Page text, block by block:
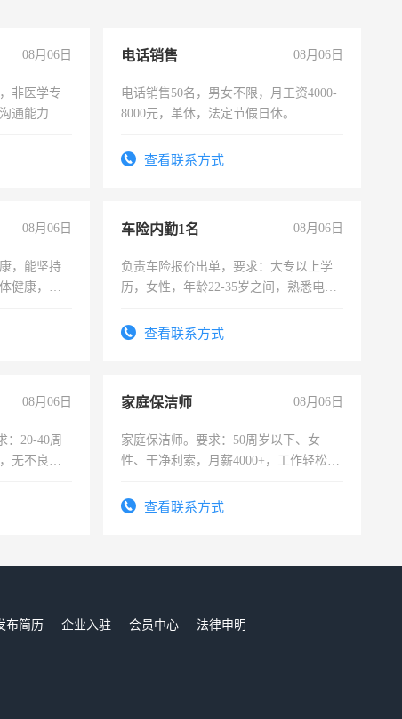
08月06日
非医学专
通能力
电话销售 08月06日
电话销售50名，男女不限，月工资4000-
8000元，单休，法定节假日休。
查看联系方式
08月06日
，能坚持
健康，有
上文化，
车险内勤1名 08月06日
负责车险报价出单，要求：大专以上学
历，女性，年龄22-35岁之间，熟悉电脑
试用期1-3个月，转正后交纳五险，
查看联系方式
08月06日
：20-40周
无不良嗜
倒，每月
家庭保洁师 08月06日
家庭保洁师。要求：50周岁以下、女
性、干净利索，月薪4000+，工作轻松，
太太等。查看联系方式
布简历 企业入驻 会员中心
法律申明